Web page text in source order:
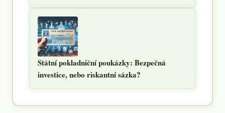
Státní pokladniční poukázky: Bezpečná
investice, nebo riskantní sázka?